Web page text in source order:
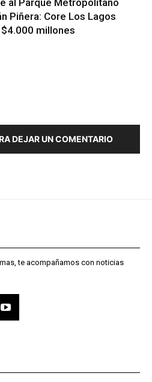
Piñera: Core Los Lagos
millones
DEJAR UN COMENTARIO
te acompañamos con noticias